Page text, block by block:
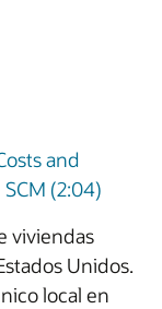
and
(2:04)
viviendas
Unidos.
local en